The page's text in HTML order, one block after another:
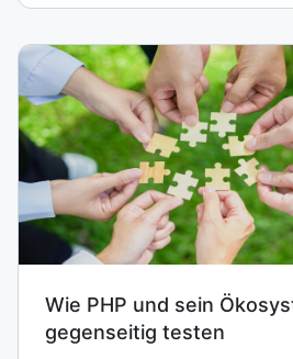
Wie PHP und sein
gegenseitig testen